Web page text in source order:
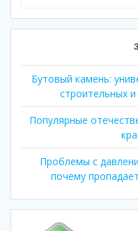
Бутовый камень:
строительных
Популярные
Проблемы с
почему